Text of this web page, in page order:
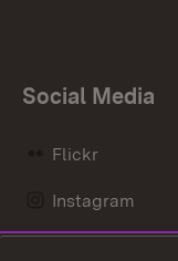
Social Media
Flickr
Instagram